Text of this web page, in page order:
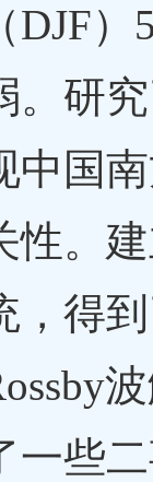
DJF
。研
中国
性。
，得
一些